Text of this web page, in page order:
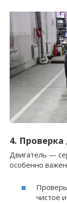
4.
Двигатель —
особенно
чистое